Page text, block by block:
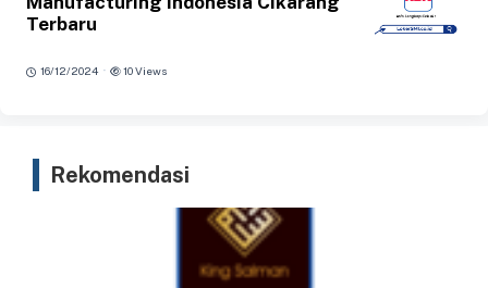
Terbaru
16/12/2024 · 10 Views
Rekomendasi